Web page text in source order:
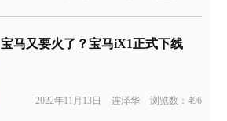
宝马又要火了？宝马iX1正式下线
2022年11月13日 连泽华 浏览数：496